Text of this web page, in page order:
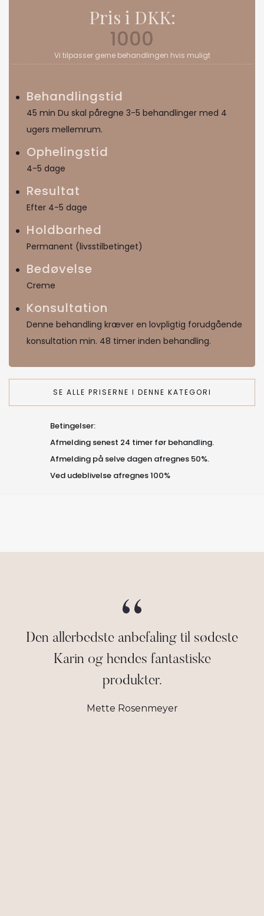
Pris i DKK:
1000
Vi tilpasser gerne behandlingen hvis muligt
Behandlingstid
45 min Du skal påregne 3-5 behandlinger med 4
ugers mellemrum.
Ophelingstid
4-5 dage
Resultat
Efter 4-5 dage
Holdbarhed
Permanent (livsstilbetinget)
Bedøvelse
Creme
Konsultation
Denne behandling kræver en lovpligtig forudgående
konsultation min. 48 timer inden behandling.
SE ALLE PRISERNE I DENNE KATEGORI
Betingelser:
Afmelding senest 24 timer før behandling.
Afmelding på selve dagen afregnes 50%.
Ved udeblivelse afregnes 100%
Den allerbedste anbefaling til sødeste
Karin og hendes fantastiske
produkter.
Mette Rosenmeyer